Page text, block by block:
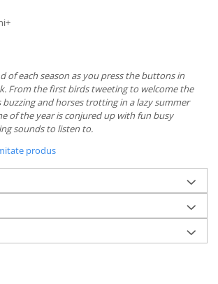
of each season as you press the buttons in
From the first birds tweeting to welcome the
buzzing and horses trotting in a lazy summer
of the year is conjured up with fun busy
sounds to listen to.
produs